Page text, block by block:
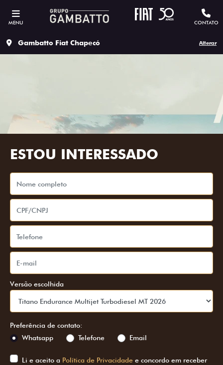
MENU CONTATO
Gambatto Fiat Chapecó Alterar
ESTOU INTERESSADO
Versão escolhida
Preferência de contato:
Whatsapp
Telefone Email
Li e aceito a Política de Privacidade e concordo em receber